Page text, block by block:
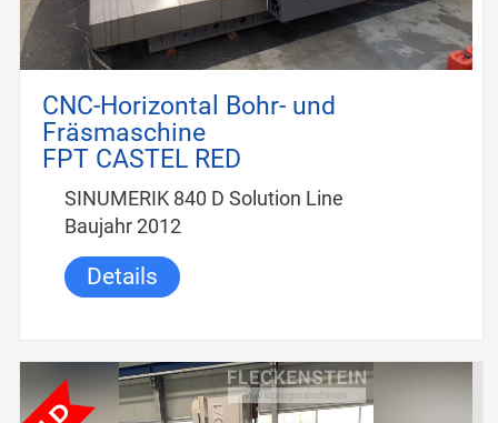
CNC-Horizontal Bohr- und
Fräsmaschine
FPT CASTEL RED
SINUMERIK 840 D Solution Line
Baujahr 2012
Details